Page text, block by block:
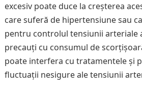
excesiv poate duce la creșterea
care suferă de hipertensiune sau
pentru controlul tensiunii arteriale
precauți cu consumul de
poate interfera cu tratamentele și
fluctuații nesigure ale tensiunii